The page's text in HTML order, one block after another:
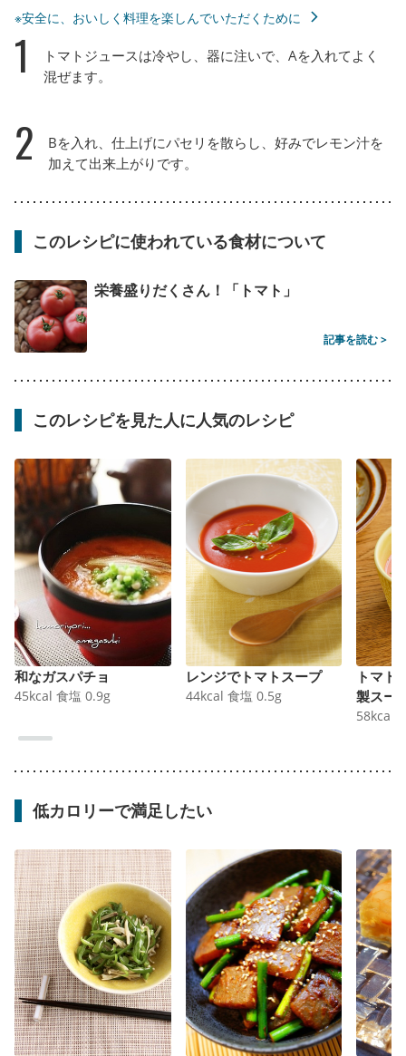
※安全に、おいしく料理を楽しんでいただくために
1
トマトジュースは冷やし、器に注いで、Aを入れてよく
混ぜます。
2
Bを入れ、仕上げにパセリを散らし、好みでレモン汁を
加えて出来上がりです。
このレシピに使われている食材について
栄養盛りだくさん！「トマト」
記事を読む >
このレシピを見た人に人気のレシピ
和なガスパチョ
45kcal 食塩 0.9g
レンジでトマトスープ
44kcal 食塩 0.5g
トマト
製スー
58kcal
低カロリーで満足したい